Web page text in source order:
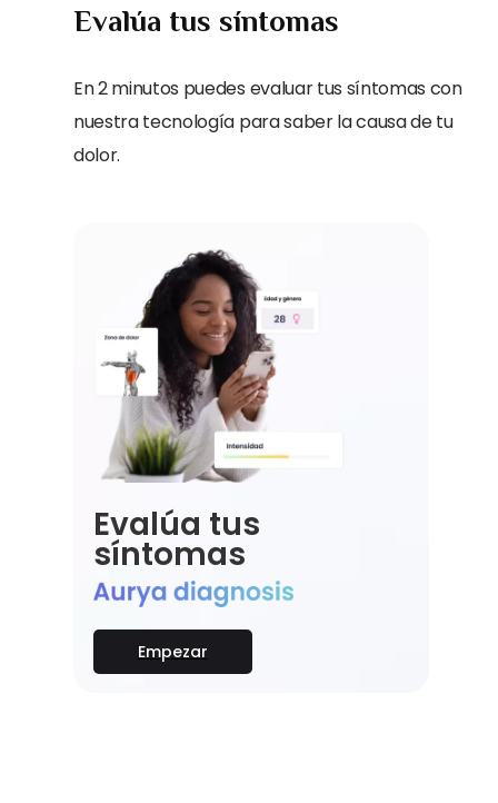
Evalúa tus síntomas
En 2 minutos puedes evaluar tus síntomas con
nuestra tecnología para saber la causa de tu
dolor.
Evalúa tus
síntomas
Empezar